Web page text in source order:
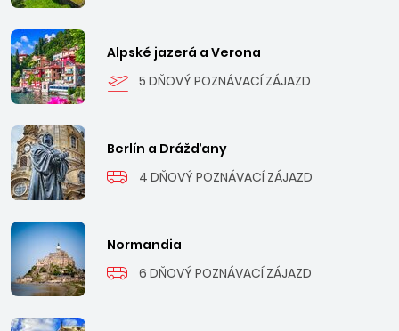
Alpské jazerá a Verona
5 DŇOVÝ POZNÁVACÍ ZÁJAZD
Berlín a Drážďany
4 DŇOVÝ POZNÁVACÍ ZÁJAZD
Normandia
6 DŇOVÝ POZNÁVACÍ ZÁJAZD